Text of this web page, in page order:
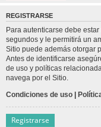
REGISTRARSE
Para autenticarse debe
segundos y le permitirá un
Sitio puede además otorgar
Antes de identificarse
de uso y políticas
navega por el Sitio.
Condiciones de uso |
Registrarse